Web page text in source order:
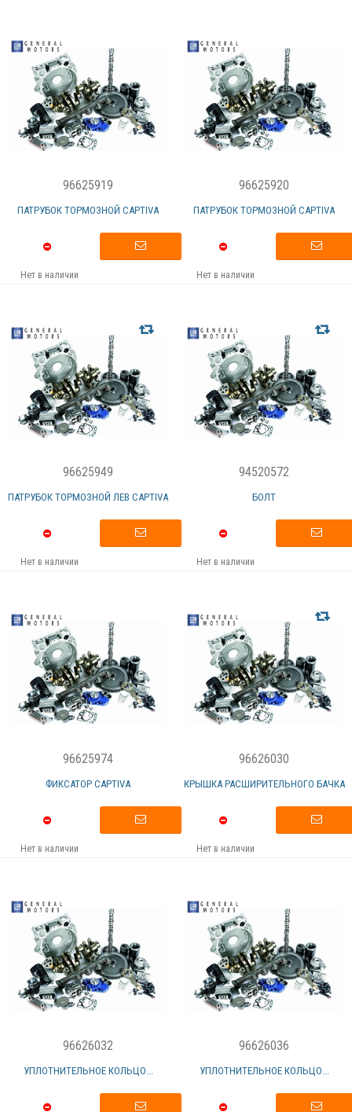
96625919
ПАТРУБОК ТОРМОЗНОЙ CAPTIVA
Нет в наличии
96625920
ПАТРУБОК ТОРМОЗНОЙ CAPTIVA
Нет в наличии
96625949
ПАТРУБОК ТОРМОЗНОЙ ЛЕВ CAPTIVA
Нет в наличии
94520572
БОЛТ
Нет в наличии
96625974
ФИКСАТОР CAPTIVA
Нет в наличии
96626030
КРЫШКА РАСШИРИТЕЛЬНОГО БАЧКА
Нет в наличии
96626032
УПЛОТНИТЕЛЬНОЕ КОЛЬЦО...
96626036
УПЛОТНИТЕЛЬНОЕ КОЛЬЦО...